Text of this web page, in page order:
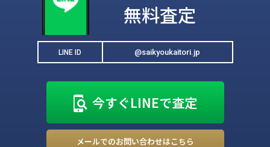
無料査定
LINE ID @saikyoukaitori.jp
今すぐLINEで査定
メールでのお問い合わせはこちら